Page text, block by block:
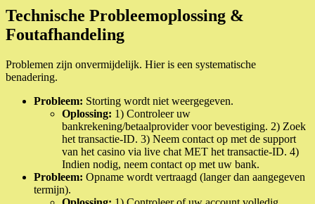
Technische Probleemoplossing &
Foutafhandeling
Problemen zijn onvermijdelijk. Hier is een systematische
benadering.
Probleem: Storting wordt niet weergegeven.
Oplossing: 1) Controleer uw
bankrekening/betaalprovider voor bevestiging. 2) Zoek
het transactie-ID. 3) Neem contact op met de support
van het casino via live chat MET het transactie-ID. 4)
Indien nodig, neem contact op met uw bank.
Probleem: Opname wordt vertraagd (langer dan aangegeven
termijn).